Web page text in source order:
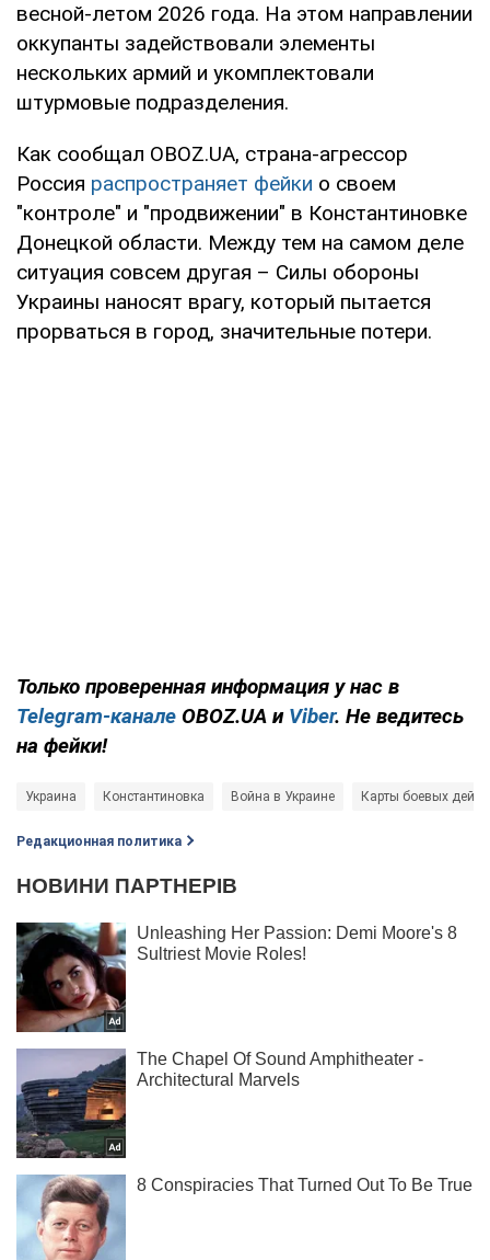
весной-летом 2026 года. На этом направлении
оккупанты задействовали элементы
нескольких армий и укомплектовали
штурмовые подразделения.
Как сообщал OBOZ.UA, страна-агрессор
Россия распространяет фейки о своем
"контроле" и "продвижении" в Константиновке
Донецкой области. Между тем на самом деле
ситуация совсем другая – Силы обороны
Украины наносят врагу, который пытается
прорваться в город, значительные потери.
Только проверенная информация у нас в
Telegram-канале OBOZ.UA и Viber. Не ведитесь
на фейки!
Украина Константиновка Война в Украине Карты боевых
Редакционная политика